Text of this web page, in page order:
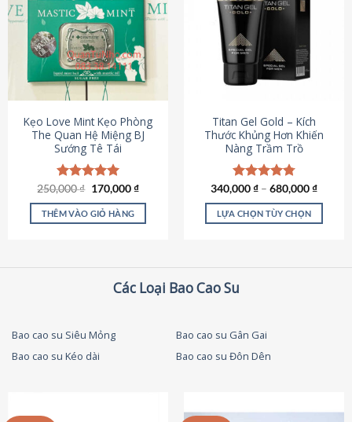
tùy
chọn
có
chọn
trên
trang
sản
phẩm
Kẹo Love Mint Kẹo Phòng
The Quan Hệ Miệng BJ
Sướng Tê Tái
Được xếp
hạng5.00
5 sao
250,000₫ Giá
là:
250,000 ₫.
170,000₫Giá
tại
THÊM VÀO GIỎ HÀNG
Titan Gel Gold – Kích
Thước Khủng Hơn Khiến
Nàng Trầm Trồ
Được xếp
hạng4.79
5 sao
340,000₫ – 680,000₫
LỰA CHỌN TÙY CHỌN
thể.
tùy
thể
Các Loại Bao Cao Su
Bao cao su Siêu Mỏng
Bao cao su Gân Gai
Bao cao su Kéo dài
Bao cao su Đôn Dên